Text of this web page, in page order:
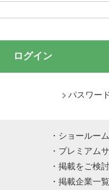
パスワー
ショールー
プレミアム
掲載をご検
掲載企業一覧